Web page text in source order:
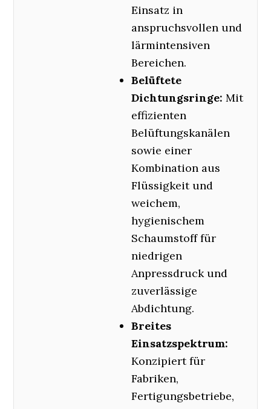
Einsatz in
anspruchsvollen und
lärmintensiven
Bereichen.
Belüftete
Dichtungsringe: Mit
effizienten
Belüftungskanälen
sowie einer
Kombination aus
Flüssigkeit und
weichem,
hygienischem
Schaumstoff für
niedrigen
Anpressdruck und
zuverlässige
Abdichtung.
Breites
Einsatzspektrum:
Konzipiert für
Fabriken,
Fertigungsbetriebe,